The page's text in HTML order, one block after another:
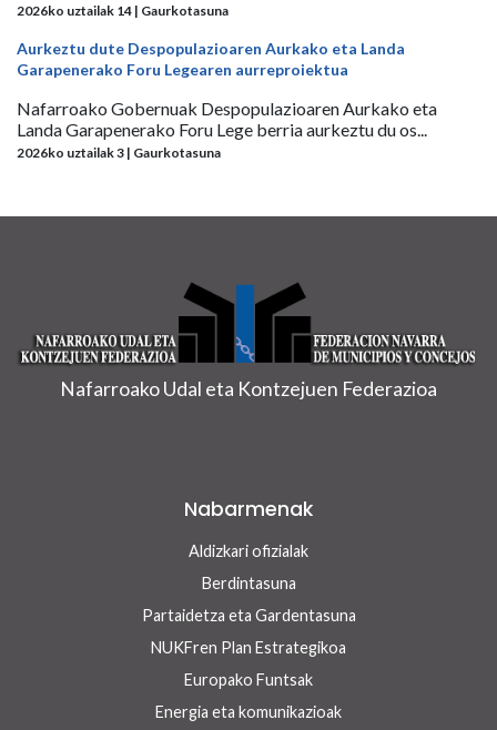
2026ko uztailak 14 | Gaurkotasuna
Aurkeztu dute Despopulazioaren Aurkako eta Landa
Garapenerako Foru Legearen aurreproiektua
Nafarroako Gobernuak Despopulazioaren Aurkako eta
Landa Garapenerako Foru Lege berria aurkeztu du os...
2026ko uztailak 3 | Gaurkotasuna
Nafarroako Udal eta Kontzejuen Federazioa
Nabarmenak
Aldizkari ofizialak
Berdintasuna
Partaidetza eta Gardentasuna
NUKFren Plan Estrategikoa
Europako Funtsak
Energia eta komunikazioak